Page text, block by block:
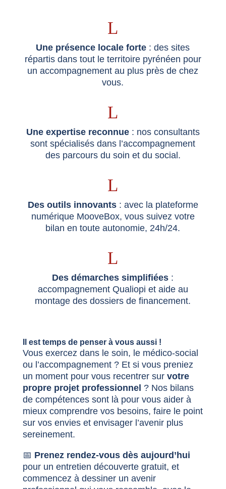
L
Une présence locale forte : des sites
répartis dans tout le territoire pyrénéen pour
un accompagnement au plus près de chez
vous.
L
Une expertise reconnue: nos consultants
sont spécialisés dans l’accompagnement
des parcours du soin et du social.
L
Des outils innovants: avec la plateforme
numérique MooveBox, vous suivez votre
bilan en toute autonomie, 24h/24.
L
Des démarches simplifiées :
accompagnement Qualiopi et aide au
montage des dossiers de financement.
Il est temps de penser à vous aussi !
Vous exercez dans le soin, le médico-social
ou l’accompagnement ? Et si vous preniez
un moment pour vous recentrer sur votre
propre projet professionnel ? Nos bilans
de compétences sont là pour vous aider à
mieux comprendre vos besoins, faire le point
sur vos envies et envisager l’avenir plus
sereinement.
📅 Prenez rendez-vous dès aujourd’hui
pour un entretien découverte gratuit, et
commencez à dessiner un avenir